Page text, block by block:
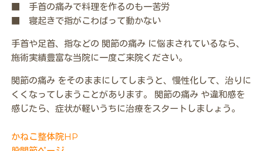
■ 手首の痛みで料理を作るのも一苦労
■ 寝起きで指がこわばって動かない
手首や足首、指などの 関節の痛み に悩まされているなら、
施術実績豊富な当院に一度ご来院ください。
関節の痛み をそのままにしてしまうと、慢性化して、治りに
くくなってしまうことがあります。 関節の痛み や違和感を
感じたら、症状が軽いうちに治療をスタートしましょう。
かねこ整体院HP